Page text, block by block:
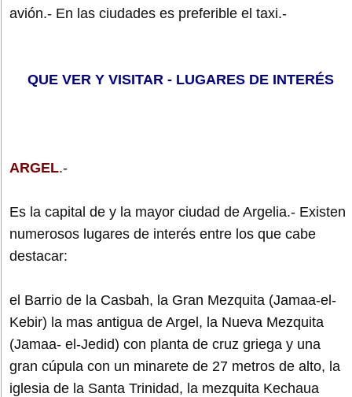
avión.- En las ciudades es preferible el taxi.-
QUE VER Y VISITAR - LUGARES DE INTERÉS
ARGEL.-
Es la capital de y la mayor ciudad de Argelia.- Existen
numerosos lugares de interés entre los que cabe
destacar:
el Barrio de la Casbah, la Gran Mezquita (Jamaa-el-
Kebir) la mas antigua de Argel, la Nueva Mezquita
(Jamaa- el-Jedid) con planta de cruz griega y una
gran cúpula con un minarete de 27 metros de alto, la
iglesia de la Santa Trinidad, la mezquita Kechaua